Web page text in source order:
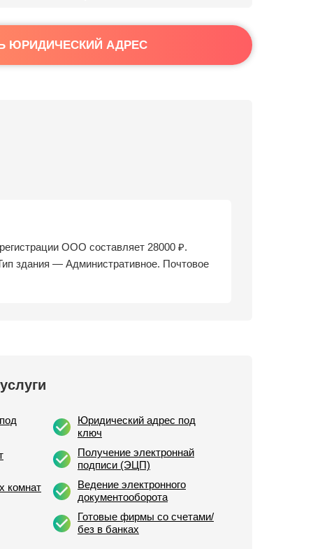
ЮРИДИЧЕСКИЙ АДРЕС
ООО составляет 28000 ₽.
здания — Административное. Почтовое
Юридический адрес под
ключ
Получение электроннай
подписи (ЭЦП)
комнат
Ведение электронного
документооборота
Готовые фирмы со счетами/
без в банках